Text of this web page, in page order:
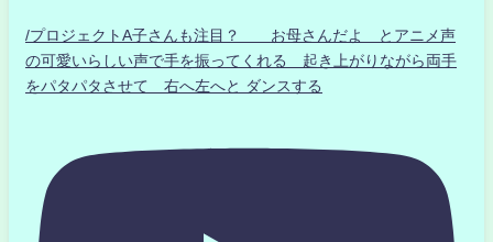
/プロジェクトA子さんも注目？ お母さんだよ とアニメ声
の可愛いらしい声で手を振ってくれる 起き上がりながら両手
をパタパタさせて 右へ左へと ダンスする